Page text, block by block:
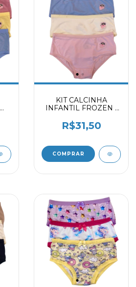
KIT CALCINHA
INFANTIL FROZEN -
2059403
R$31,50
COMPRAR